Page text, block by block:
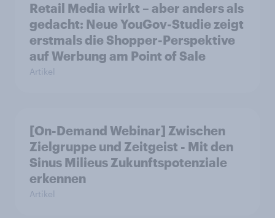
Retail Media wirkt – aber anders als
gedacht: Neue YouGov-Studie zeigt
erstmals die Shopper-Perspektive
auf Werbung am Point of Sale
Artikel
[On-Demand Webinar] Zwischen
Zielgruppe und Zeitgeist - Mit den
Sinus Milieus Zukunftspotenziale
erkennen
Artikel